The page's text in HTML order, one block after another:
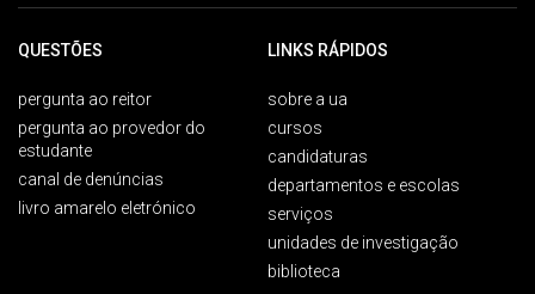
QUESTÕES
pergunta ao reitor
pergunta ao provedor do
estudante
canal de denúncias
livro amarelo eletrónico
LINKS RÁPIDOS
sobre a ua
cursos
candidaturas
departamentos e escolas
serviços
unidades de investigação
biblioteca